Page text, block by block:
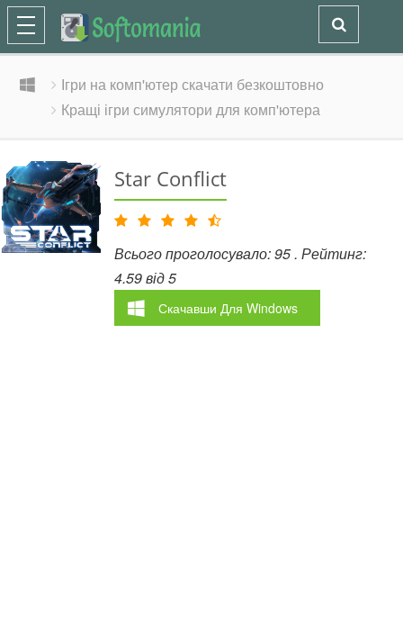
Ігри на комп'ютер скачати безкоштовно
Кращі ігри симулятори для комп'ютера
Star Conflict
Всього проголосувало:95. Рейтинг:
4.59від5
Скачавши Для Windows